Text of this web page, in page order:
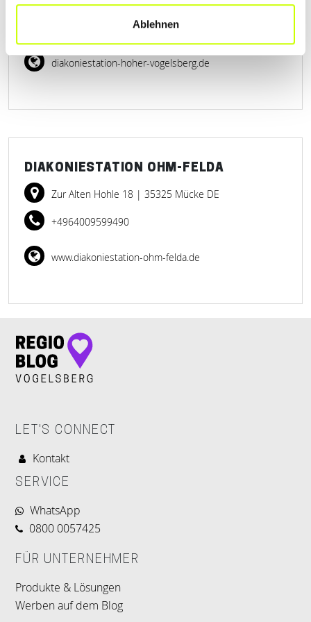
Ablehnen
diakoniestation-hoher-vogelsberg.de
DIAKONIESTATION OHM-FELDA
Zur Alten Hohle 18 | 35325 Mücke DE
+4964009599490
www.diakoniestation-ohm-felda.de
LET'S CONNECT
Kontakt
SERVICE
WhatsApp
0800 0057425
FÜR UNTERNEHMER
Produkte & Lösungen
Werben auf dem Blog